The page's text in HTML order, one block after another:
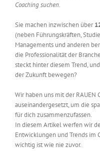
Coaching suchen.
Sie machen inzwischen über
(neben Führungskräften,
Managements und anderen
die Professionalität der
steckt hinter diesem Trend,
der Zukunft bewegen?
Wir haben uns mit der RAUEN
auseinandergesetzt, um die
für dich zusammenzufassen.
In diesem Artikel werfen wir
Entwicklungen und Trends im
wichtig ist wie nie zuvor.